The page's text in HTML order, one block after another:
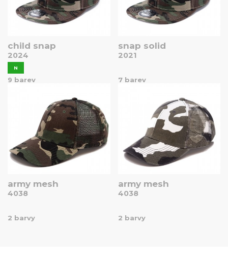
child snap
2024
N
9 barev
snap solid
2021
7 barev
army mesh
4038
2 barvy
army mesh
4038
2 barvy